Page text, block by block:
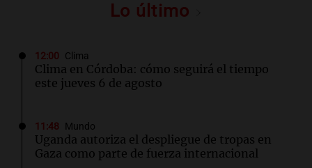
Lo último
12:00 Clima
Clima en Córdoba: cómo seguirá el tiempo
este jueves 6 de agosto
11:48 Mundo
Uganda autoriza el despliegue de tropas en
Gaza como parte de fuerza internacional